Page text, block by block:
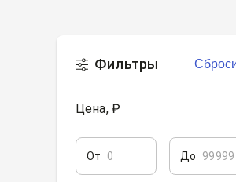
Фильтры
Цена, ₽
От До